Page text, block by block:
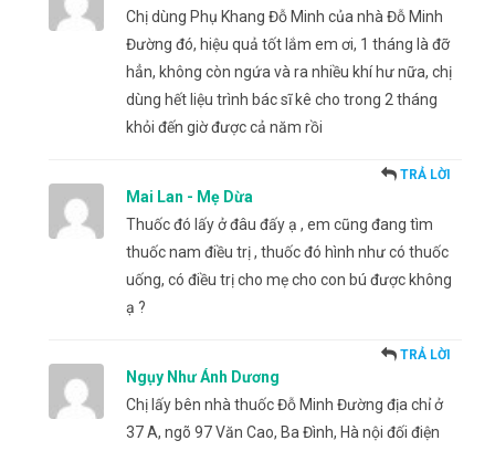
Chị dùng Phụ Khang Đỗ Minh của nhà Đỗ Minh
Đường đó, hiệu quả tốt lắm em ơi, 1 tháng là đỡ
hẳn, không còn ngứa và ra nhiều khí hư nữa, chị
dùng hết liệu trình bác sĩ kê cho trong 2 tháng
khỏi đến giờ được cả năm rồi
Mai Lan - Mẹ Dừa
TRẢ LỜI
Thuốc đó lấy ở đâu đấy ạ , em cũng đang tìm
thuốc nam điều trị , thuốc đó hình như có thuốc
uống, có điều trị cho mẹ cho con bú được không
ạ ?
Ngụy Như Ánh Dương
TRẢ LỜI
Chị lấy bên nhà thuốc Đỗ Minh Đường địa chỉ ở
37 A, ngõ 97 Văn Cao, Ba Đình, Hà nội đối điện